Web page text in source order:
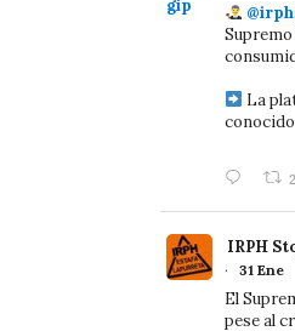
La
2
IRPH
·
31 Ene
El
pese al